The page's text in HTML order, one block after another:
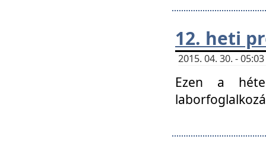
12. heti
2015. 04. 30. -
Ezen a